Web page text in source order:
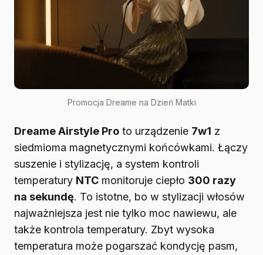
Promocja Dreame na Dzień Matki
Dreame Airstyle Pro to urządzenie 7w1 z
siedmioma magnetycznymi końcówkami. Łączy
suszenie i stylizację, a system kontroli
temperatury NTC monitoruje ciepło 300 razy
na sekundę. To istotne, bo w stylizacji włosów
najważniejsza jest nie tylko moc nawiewu, ale
także kontrola temperatury. Zbyt wysoka
temperatura może pogarszać kondycję pasm,